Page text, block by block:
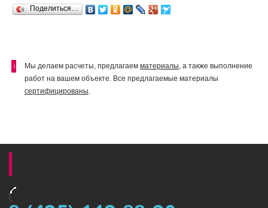
Поделиться…
i Мы делаем расчеты, предлагаем материалы, а также выполнение
работ на вашем объекте. Все предлагаемые материалы
сертифицированы.